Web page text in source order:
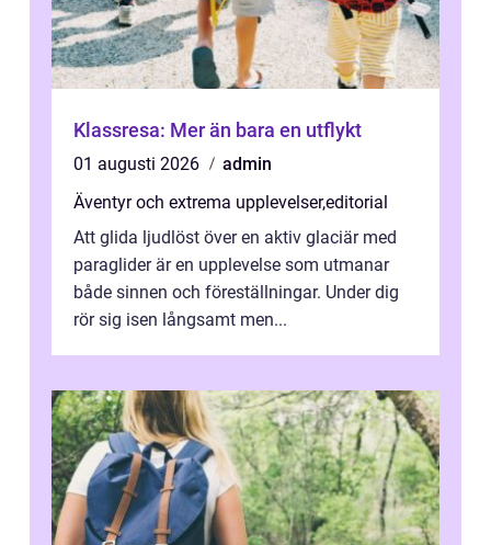
Klassresa: Mer än bara en utflykt
01 augusti 2026
admin
Äventyr och extrema upplevelser,editorial
Att glida ljudlöst över en aktiv glaciär med
paraglider är en upplevelse som utmanar
både sinnen och föreställningar. Under dig
rör sig isen långsamt men...